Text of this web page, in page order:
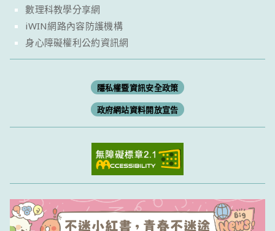
數理科教學分享網
iWIN網路內容防護機構
身心障礙權利公約資訊網
隱私權暨資訊安全政策
政府網站資料開放宣告